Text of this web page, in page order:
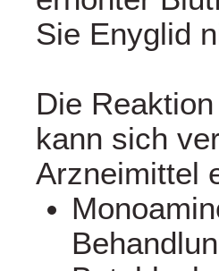
Sie Enyglid
Die
kann sich
Arzneimittel